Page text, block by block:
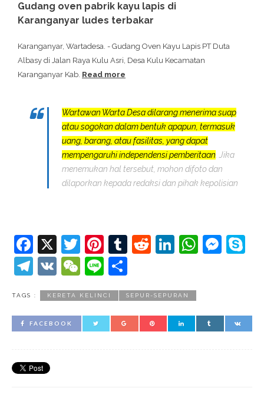
Gudang oven pabrik kayu lapis di
Karanganyar ludes terbakar
Karanganyar, Wartadesa. - Gudang Oven Kayu Lapis PT Duta
Albasy di Jalan Raya Kulu Asri, Desa Kulu Kecamatan
Karanganyar Kab. Read more
Wartawan Warta Desa dilarang menerima suap
atau sogokan dalam bentuk apapun, termasuk
uang, barang, atau fasilitas, yang dapat
mempengaruhi independensi pemberitaan. Jika
menemukan hal tersebut, mohon difoto dan
dilaporkan kepada redaksi dan pihak kepolisian
Facebook
X Twitter
Pinterest
Tumblr
Reddit
LinkedIn
Telegram
VK WeChat
Line
TAGS : KERETA KELINCI SEPUR-SEPURAN
FACEBOOK